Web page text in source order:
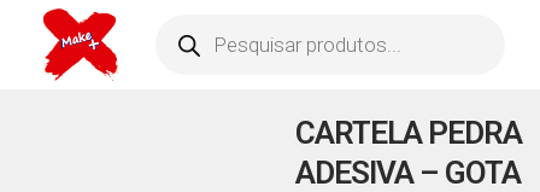
CARTELA PEDRA
ADESIVA – GOTA